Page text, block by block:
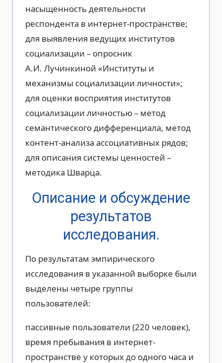
насыщенность деятельности
респондента в интернет-пространстве;
для выявления ведущих институтов
социализации – опросник
А.И. Лучинкиной «Институты и
механизмы социализации личности»;
для оценки восприятия институтов
социализации личностью – метод
семантического дифференциала, метод
контент-анализа ассоциативных рядов;
для описания системы ценностей –
методика Шварца.
Описание и обсуждение
результатов
исследования.
По результатам эмпирического
исследования в указанной выборке были
выделены четыре группы
пользователей:
пассивные пользователи (220 человек),
время пребывания в интернет-
пространстве у которых до одного часа и